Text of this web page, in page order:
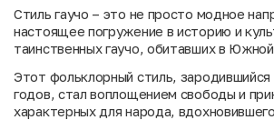
ковбою
гаучо
Стиль гаучо – это не просто модное
настоящее погружение в историю и
таинственных гаучо, обитавших в
Этот фольклорный стиль,
годов, стал воплощением свободы и
характерных для народа,